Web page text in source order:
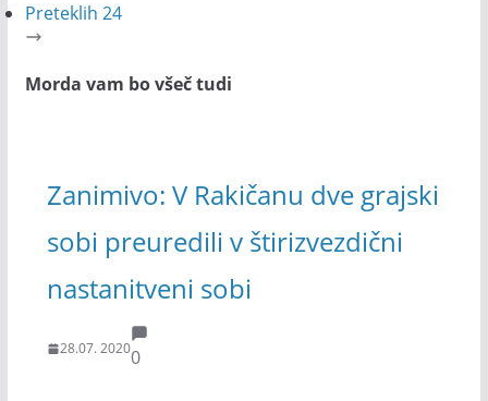
Preteklih 24
Morda vam bo všeč tudi
Zanimivo: V Rakičanu dve grajski
sobi preuredili v štirizvezdični
nastanitveni sobi
28.07. 20200